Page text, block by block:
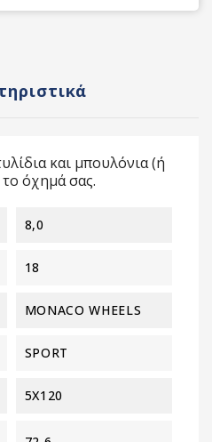
και μπουλόνια (ή
όχημά σας.
8,0
18
MONACO WHEELS
SPORT
5X120